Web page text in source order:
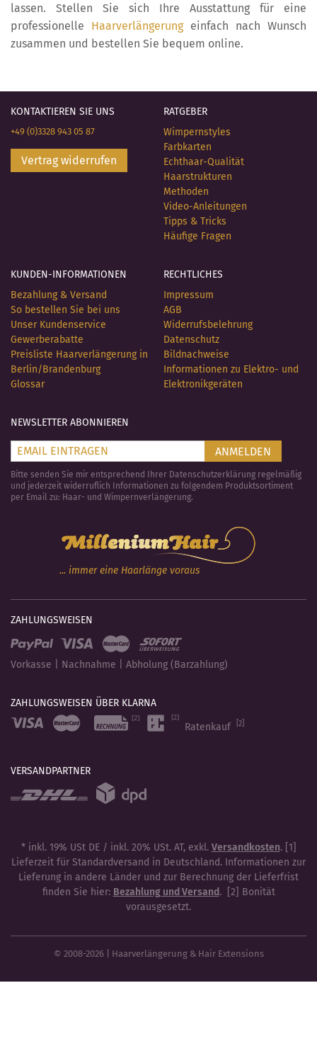
lassen. Stellen Sie sich Ihre Ausstattung für eine
professionelle Haarverlängerungeinfach nach Wunsch
zusammen und bestellen Sie bequem online.
KONTAKTIEREN SIE UNS
+49 (0)3328 943 05 87
Vertrag widerrufen
RATGEBER
Wimpernstyles
Farbkarten
Echthaar-Qualität
Haarstrukturen
Methoden
Video-Anleitungen
Tipps & Tricks
Häufige Fragen
KUNDEN-INFORMATIONEN
Bezahlung & Versand
So bestellen Sie bei uns
Unser Kundenservice
Gewerberabatte
Preisliste Haarverlängerung in
Berlin/Brandenburg
Glossar
RECHTLICHES
Impressum
AGB
Widerrufsbelehrung
Datenschutz
Bildnachweise
Informationen zu Elektro- und
Elektronikgeräten
NEWSLETTER ABONNIEREN
ANMELDEN
Bitte senden Sie mir entsprechend Ihrer Datenschutzerklärung regelmäßig
und jederzeit widerruflich Informationen zu folgendem Produktsortiment
per Email zu: Haar- und Wimpernverlängerung.
... immer eine Haarlänge voraus
ZAHLUNGSWEISEN
Vorkasse | Nachnahme | Abholung (Barzahlung)
ZAHLUNGSWEISEN ÜBER KLARNA
Ratenkauf
[2]
VERSANDPARTNER
* inkl. 19% USt DE / inkl. 20% USt. AT, exkl. Versandkosten. [1]
Lieferzeit für Standardversand in Deutschland. Informationen zur
Lieferung in andere Länder und zur Berechnung der Lieferfrist
finden Sie hier: Bezahlung und Versand. [2] Bonität
vorausgesetzt.
© 2008-2026 | Haarverlängerung & Hair Extensions